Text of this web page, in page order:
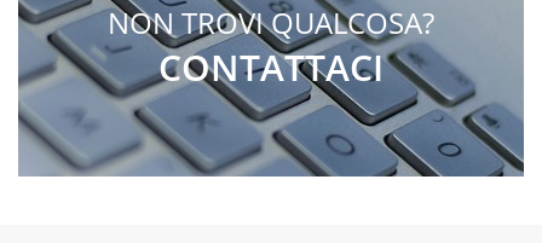
NON TROVI QUALCOSA?
CONTATTACI